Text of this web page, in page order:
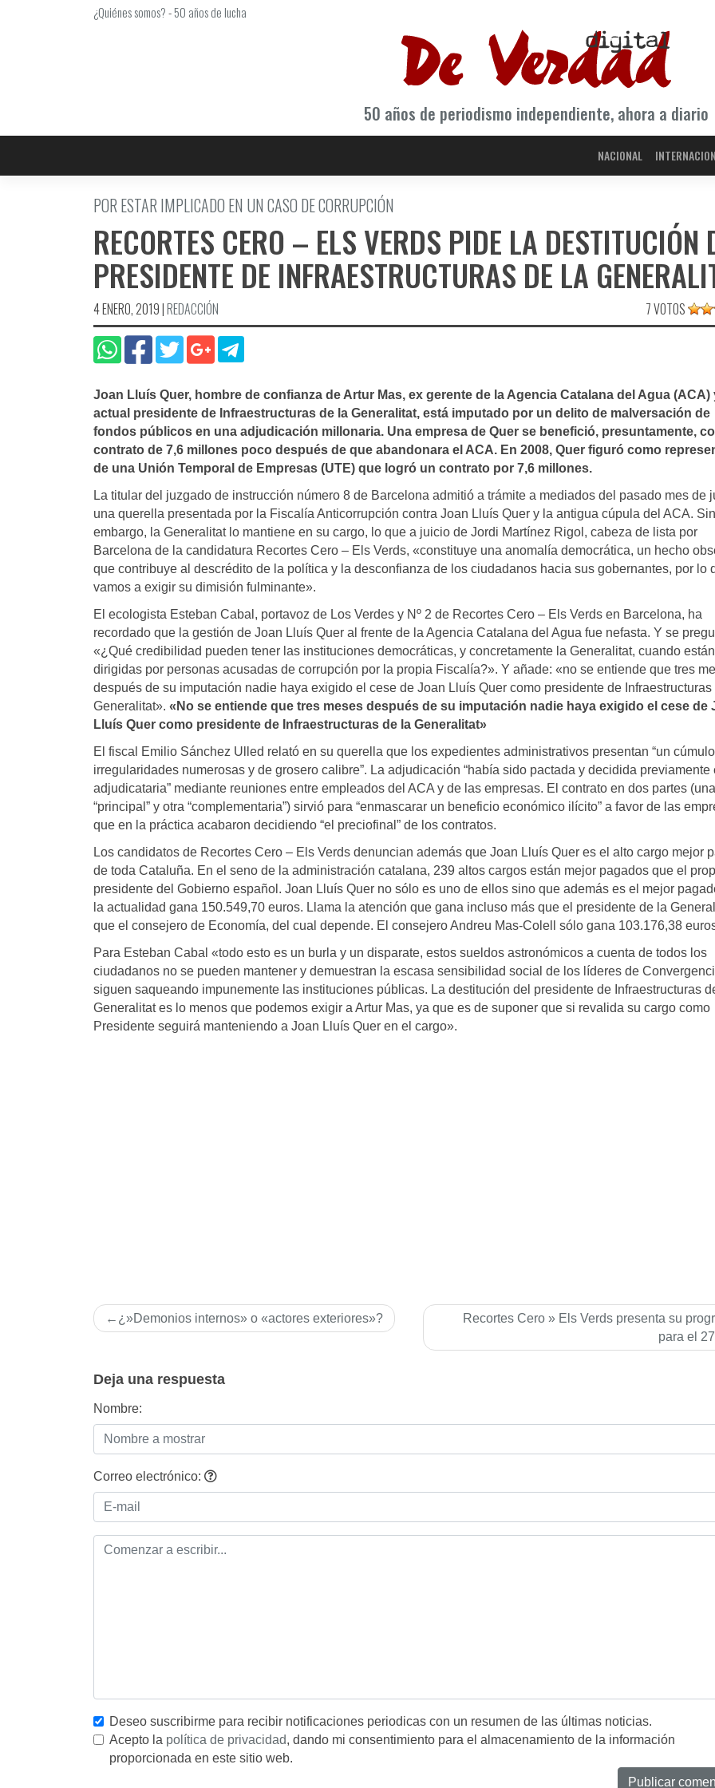
¿Quiénes somos?-50 años de lucha
50 años de periodismo independiente, ahora a diario
NACIONAL
POR ESTAR IMPLICADO EN UN CASO DE CORRUPCIÓN
RECORTES CERO – ELS VERDS PIDE LA DESTITUCIÓN
PRESIDENTE DE INFRAESTRUCTURAS DE LA
4 ENERO, 2019|REDACCIÓN 7 VOTOS
Joan Lluí­s Quer, hombre de confianza de Artur Mas, ex gerente de la Agencia Catalana del Agua (ACA)
actual presidente de Infraestructuras de la Generalitat, está imputado por un delito de malversación de
fondos públicos en una adjudicación millonaria. Una empresa de Quer se benefició, presuntamente,
contrato de 7,6 millones poco después de que abandonara el ACA. En 2008, Quer figuró como
de una Unión Temporal de Empresas (UTE) que logró un contrato por 7,6 millones.
La titular del juzgado de instrucción número 8 de Barcelona admitió a trámite a mediados del pasado mes de
una querella presentada por la Fiscalía Anticorrupción contra Joan Lluís Quer y la antigua cúpula del ACA. Sin
embargo, la Generalitat lo mantiene en su cargo, lo que a juicio de Jordi Martínez Rigol, cabeza de lista por
Barcelona de la candidatura Recortes Cero – Els Verds, «constituye una anomalía democrática, un hecho
que contribuye al descrédito de la política y la desconfianza de los ciudadanos hacia sus gobernantes, por lo
vamos a exigir su dimisión fulminante».
El ecologista Esteban Cabal, portavoz de Los Verdes y Nº 2 de Recortes Cero – Els Verds en Barcelona, ha
recordado que la gestión de Joan Lluís Quer al frente de la Agencia Catalana del Agua fue nefasta. Y se
«¿Qué credibilidad pueden tener las instituciones democráticas, y concretamente la Generalitat, cuando están
dirigidas por personas acusadas de corrupción por la propia Fiscalía?». Y añade: «no se entiende que tres
después de su imputación nadie haya exigido el cese de Joan Lluís Quer como presidente de Infraestructuras
Generalitat». «No se entiende que tres meses después de su imputación nadie haya exigido el cese de
Lluís Quer como presidente de Infraestructuras de la Generalitat»
El fiscal Emilio Sánchez Ulled relató en su querella que los expedientes administrativos presentan “un
irregularidades numerosas y de grosero calibre”. La adjudicación “había sido pactada y decidida previamente
adjudicataria” mediante reuniones entre empleados del ACA y de las empresas. El contrato en dos partes (una
“principal” y otra “complementaria”) sirvió para “enmascarar un beneficio económico ilícito” a favor de las
que en la práctica acabaron decidiendo “el preciofinal” de los contratos.
Los candidatos de Recortes Cero – Els Verds denuncian además que Joan Lluís Quer es el alto cargo mejor
de toda Cataluña. En el seno de la administración catalana, 239 altos cargos están mejor pagados que el
presidente del Gobierno español. Joan Lluís Quer no sólo es uno de ellos sino que además es el mejor
la actualidad gana 150.549,70 euros. Llama la atención que gana incluso más que el presidente de la
que el consejero de Economía, del cual depende. El consejero Andreu Mas-Colell sólo gana 103.176,38
Para Esteban Cabal «todo esto es un burla y un disparate, estos sueldos astronómicos a cuenta de todos los
ciudadanos no se pueden mantener y demuestran la escasa sensibilidad social de los líderes de
siguen saqueando impunemente las instituciones públicas. La destitución del presidente de Infraestructuras
Generalitat es lo menos que podemos exigir a Artur Mas, ya que es de suponer que si revalida su cargo como
Presidente seguirá manteniendo a Joan Lluís Quer en el cargo».
Navegación
de
¿»Demonios internos» o «actores exteriores»?
Recortes Cero » Els Verds presenta su
para el
Deja una respuesta
Nombre:
Correo electrónico:
Deseo suscribirme para recibir notificaciones periodicas con un resumen de las últimas noticias.
Acepto la política de privacidad, dando mi consentimiento para el almacenamiento de la información
proporcionada en este sitio web.